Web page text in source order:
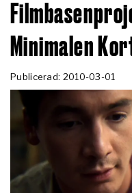
Minimalen
Publicerad: 2010-03-01